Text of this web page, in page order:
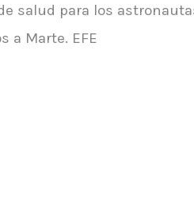
salud para los
a Marte. EFE